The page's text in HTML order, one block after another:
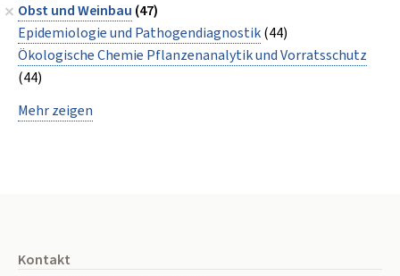
Obst und Weinbau (47)
Epidemiologie und Pathogendiagnostik(44)
Ökologische Chemie Pflanzenanalytik und Vorratsschutz
(44)
Mehr zeigen
Kontakt